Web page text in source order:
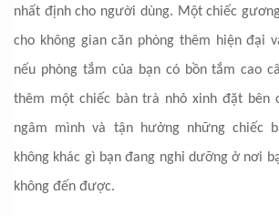
nhất định cho người dùng. Một chiếc
cho không gian căn phòng thêm hiện đại
nếu phòng tắm của bạn có bồn tắm cao
thêm một chiếc bàn trà nhỏ xinh đặt bên
ngâm mình và tận hưởng những chiếc
không khác gì bạn đang nghỉ dưỡng ở nơi
không đến được.